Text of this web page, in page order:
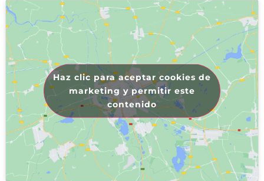
Haz clic para aceptar cookies de
marketing y permitir este
contenido